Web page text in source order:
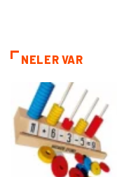
NELER VAR